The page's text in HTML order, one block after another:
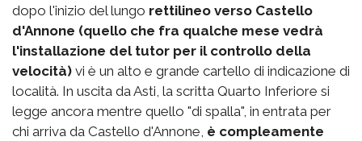
dopo l'inizio del lungo rettilineo verso Castello
d'Annone (quello che fra qualche mese vedrà
l'installazione del tutor per il controllo della
velocità) vi è un alto e grande cartello di indicazione di
località. In uscita da Asti, la scritta Quarto Inferiore si
legge ancora mentre quello "di spalla", in entrata per
chi arriva da Castello d'Annone, è compleamente